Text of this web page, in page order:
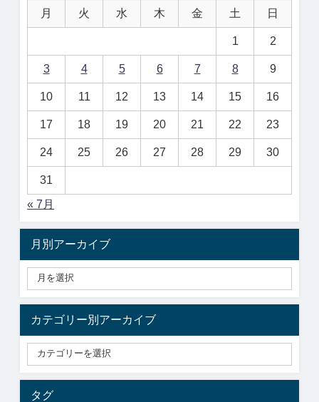
月 火 水 木 金 土 日
1 2
3 4 5 6 7 8 9
10 11 12 13 14 15 16
17 18 19 20 21 22 23
24 25 26 27 28 29 30
31
« 7月
月別アーカイブ
カテゴリー別アーカイブ
タグ